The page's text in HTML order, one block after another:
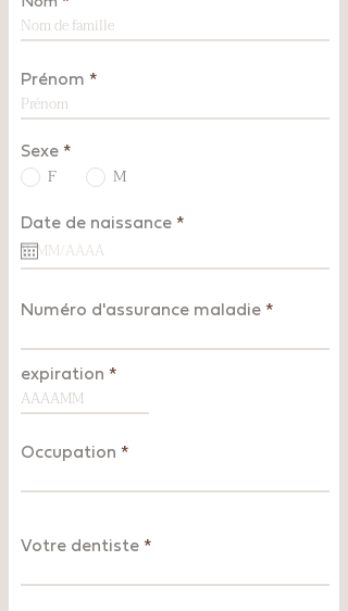
Prénom
Sexe *
F M
Date de naissance *r
r
d
Numéro d'assurance maladie
expiration
Occupation
Votre dentiste